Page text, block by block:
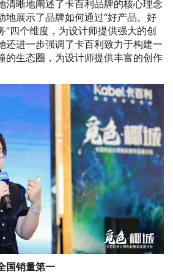
清晰地阐述了卡百利品牌的核心理念
地展示了品牌如何通过“好产品、好
”四个维度，为设计师提供强大的创
还进一步强调了卡百利致力于构建一
的生态圈，为设计师提供丰富的创作
国销量第一